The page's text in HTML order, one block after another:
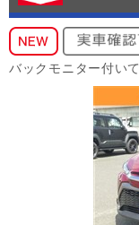
バックモニター付い